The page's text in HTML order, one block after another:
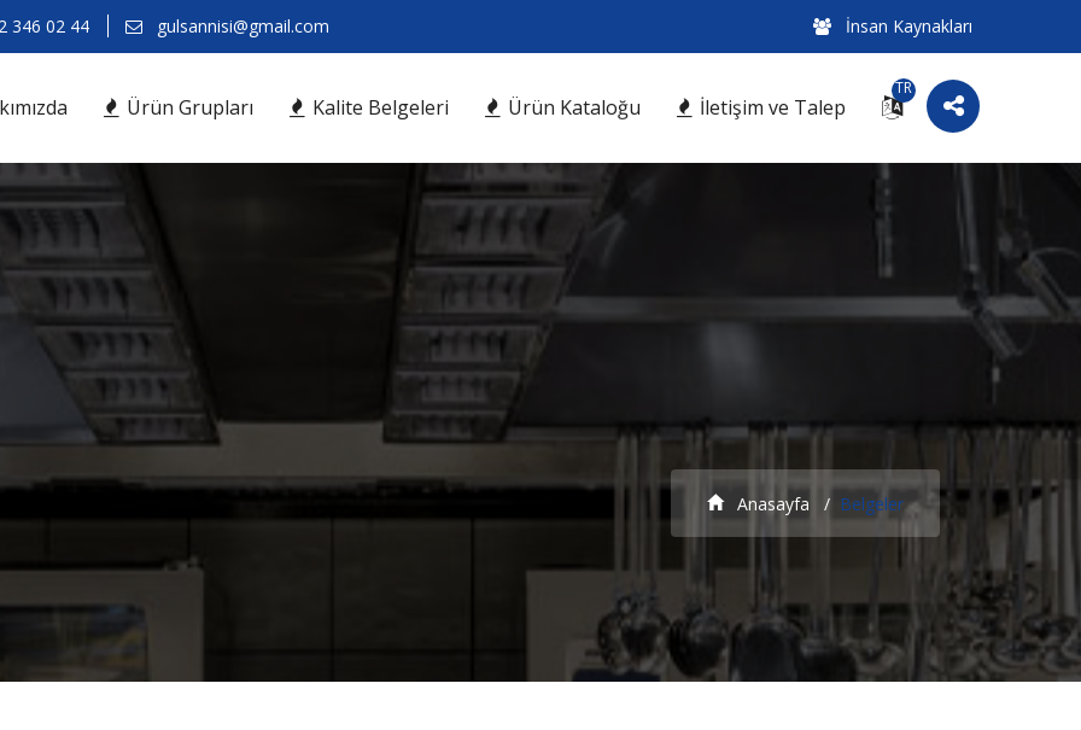
346 02 44 gulsannisi@gmail.com İnsan Kaynakları
TR
Ürün Grupları Kalite Belgeleri Ürün Kataloğu İletişim ve Talep
Anasayfa Belgeler